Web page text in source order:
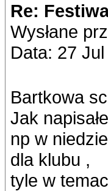
Re:
Wysłane
Data: 27
Bartkowa
Jak
np w
dla klubu ,
tyle w